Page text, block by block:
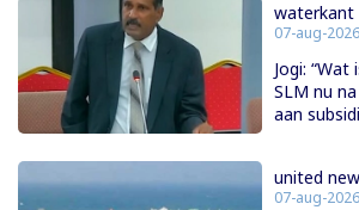
waterkant
07-aug-
Jogi:
SLM nu
aan
united
07-aug-